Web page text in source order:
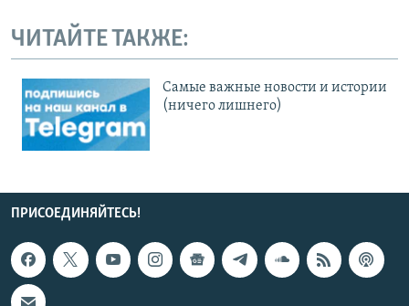
ЧИТАЙТЕ ТАКЖЕ:
Cамые важные новости и истории
(ничего лишнего)
ПРИСОЕДИНЯЙТЕСЬ!